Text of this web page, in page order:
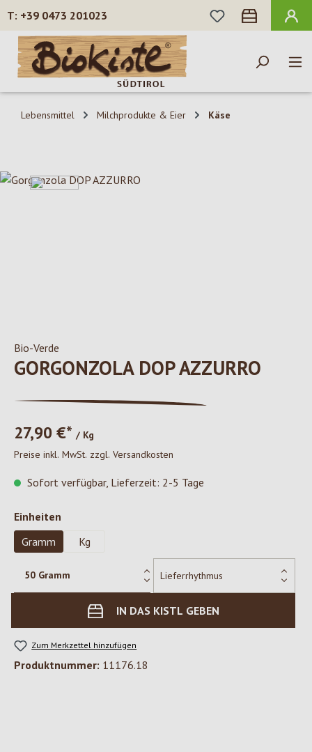
Zum Hauptinhalt springen
+39 0473 201023
DU HAST 0
Lebensmittel Milchprodukte & Eier Käse
Bildergalerie überspringen
Bio-Verde
GORGONZOLA DOP AZZURRO
27,90 €* / Kg
Preise inkl. MwSt. zzgl. Versandkosten
Sofort verfügbar, Lieferzeit: 2-5 Tage
Einheiten
Gramm
Kg
IN DAS KISTL GEBEN
Zum Merkzettel hinzufügen
Produktnummer: 11176.18